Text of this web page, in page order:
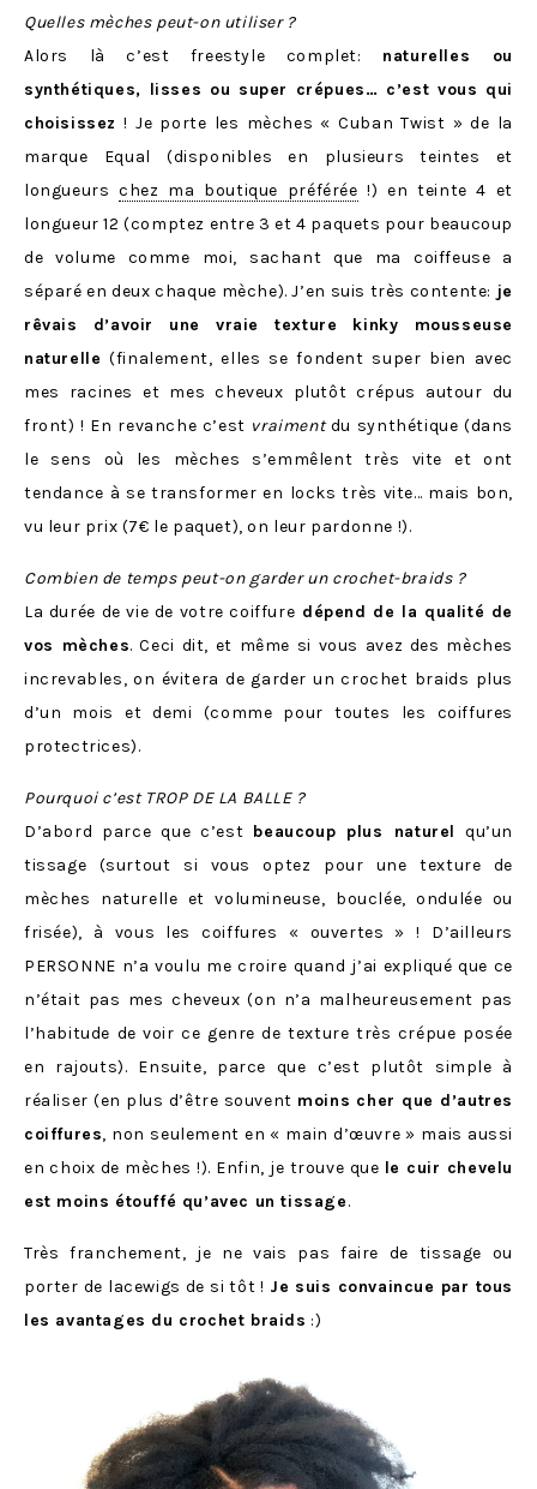
Quelles mèches peut-on utiliser ?
Alors là c’est freestyle complet: naturelles ou
synthétiques, lisses ou super crépues… c’est vous qui
choisissez ! Je porte les mèches « Cuban Twist » de la
marque Equal (disponibles en plusieurs teintes et
longueurschez ma boutique préférée !) en teinte 4 et
longueur 12 (comptez entre 3 et 4 paquets pour beaucoup
de volume comme moi, sachant que ma coiffeuse a
séparé en deux chaque mèche). J’en suis très contente: je
rêvais d’avoir une vraie texture kinky mousseuse
naturelle (finalement, elles se fondent super bien avec
mes racines et mes cheveux plutôt crépus autour du
front) ! En revanche c’est vraimentdu synthétique (dans
le sens où les mèches s’emmêlent très vite et ont
tendance à se transformer en locks très vite… mais bon,
vu leur prix (7€ le paquet), on leur pardonne !).
Combien de temps peut-on garder un crochet-braids ?
La durée de vie de votre coiffure dépend de la qualité de
vos mèches. Ceci dit, et même si vous avez des mèches
increvables, on évitera de garder un crochet braids plus
d’un mois et demi (comme pour toutes les coiffures
protectrices).
Pourquoi c’est TROP DE LA BALLE ?
D’abord parce que c’est beaucoup plus naturel qu’un
tissage (surtout si vous optez pour une texture de
mèches naturelle et volumineuse, bouclée, ondulée ou
frisée), à vous les coiffures « ouvertes » ! D’ailleurs
PERSONNE n’a voulu me croire quand j’ai expliqué que ce
n’était pas mes cheveux (on n’a malheureusement pas
l’habitude de voir ce genre de texture très crépue posée
en rajouts). Ensuite, parce que c’est plutôt simple à
réaliser (en plus d’être souvent moins cher que d’autres
coiffures, non seulement en « main d’œuvre » mais aussi
en choix de mèches !). Enfin, je trouve que le cuir chevelu
est moins étouffé qu’avec un tissage.
Très franchement, je ne vais pas faire de tissage ou
porter de lacewigs de si tôt ! Je suis convaincue par tous
les avantages du crochet braids :)